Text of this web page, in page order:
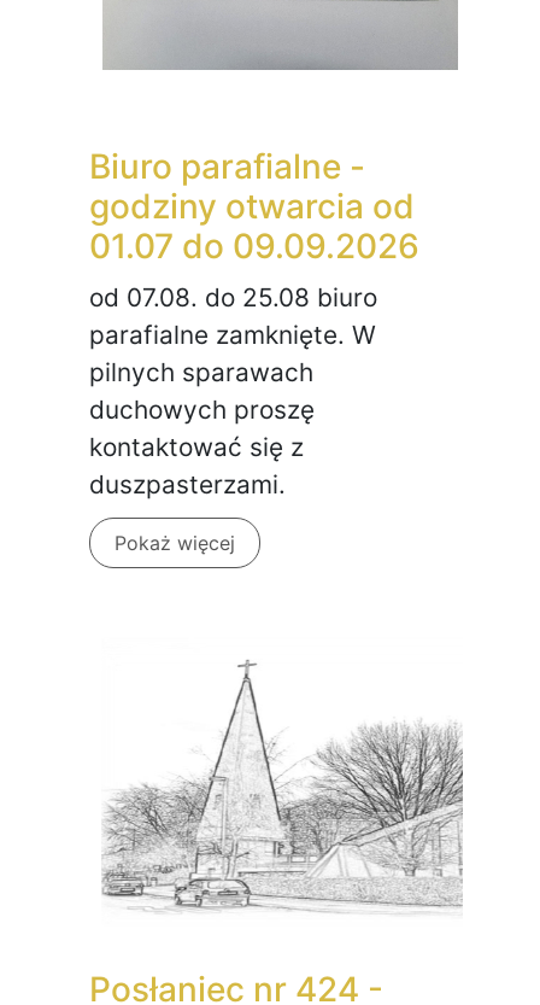
Biuro parafialne -
godziny otwarcia od
01.07 do 09.09.2026
od 07.08. do 25.08 biuro
parafialne zamknięte. W
pilnych sparawach
duchowych proszę
kontaktować się z
duszpasterzami.
Pokaż więcej
Posłaniec nr 424 -